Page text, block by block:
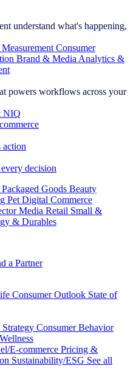
understand what's happening,
Consumer
Brand & Media Analytics &
powers workflows across your
NIQ
action
decision
Goods Beauty
Pet Digital Commerce
Media Retail Small &
& Durables
a Partner
Consumer Outlook State of
Consumer Behavior
E-commerce Pricing &
Sustainability/ESG See all